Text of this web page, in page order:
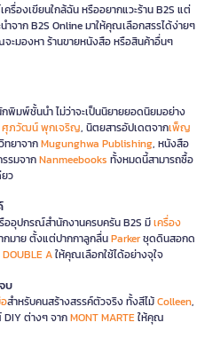
รื่องเขียนใกล้ฉัน หรืออยากแวะร้าน B2S แต่
ำจาก B2S Online มาให้คุณเลือกสรรได้ง่ายๆ
ะมองหา ร้านขายหนังสือ หรือสินค้าอื่นๆ
พิมพ์ชั้นนำ ไม่ว่าจะเป็นนิยายยอดนิยมอย่าง
ศุภวัฒน์ พุกเจริญ, นิตยสารอัปเดตจากเพ็ญ
ยาจากMugunghwa Publishing, หนังสือ
รมจากNanmeebooks ทั้งหมดนี้สามารถซื้อ
ว
ออุปกรณ์สำนักงานครบครัน B2S มีเครื่อง
กมาย ตั้งแต่ปากกาลูกลื่นParkerชุดดินสอกด
DOUBLE Aให้คุณเลือกใช้ได้อย่างจุใจ
บ
สำหรับคนสร้างสรรค์ตัวจริง ทั้งสีไม้Colleen,
ต่างๆ จากMONT MARTEให้คุณ